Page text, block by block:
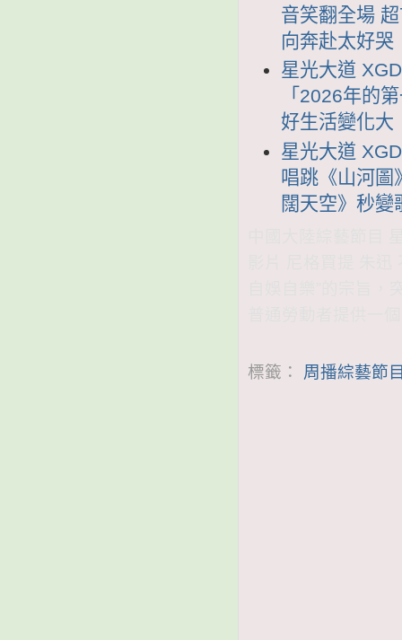
音笑翻全場
向奔赴太好哭
星光大道
「2026年的
好生活變化大
星光大道
唱跳《山河圖
闊天空》秒
標籤： 周播綜藝節